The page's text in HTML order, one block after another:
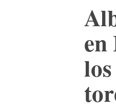
en